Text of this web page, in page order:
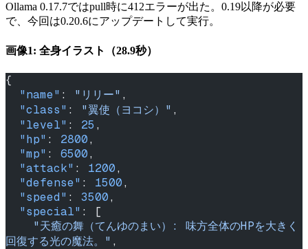
Ollama 0.17.7ではpull時に412エラーが出た。0.19以降が必要
で、今回は0.20.6にアップデートして実行。
画像1: 全身イラスト（28.9秒）
{
  "name"
: "リリー" ,
  "class"
: "翼使（ヨコシ）" ,
  "level"
: 25 ,
  "hp"
: 2800,
  "mp"
: 6500,
  "attack"
: 1200,
  "defense"
: 1500,
  "speed"
: 3500,
  "special"
: [
回復する光の魔法。" ,